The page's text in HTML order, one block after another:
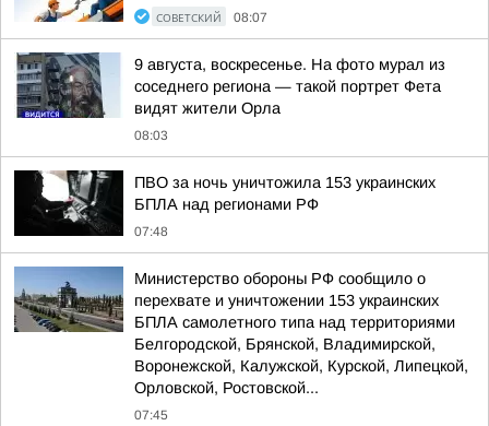
СОВЕТСКИЙ 08:07
9 августа, воскресенье. На фото мурал из
соседнего региона — такой портрет Фета
видят жители Орла
08:03
ПВО за ночь уничтожила 153 украинских
БПЛА над регионами РФ
07:48
Министерство обороны РФ сообщило о
перехвате и уничтожении 153 украинских
БПЛА самолетного типа над территориями
Белгородской, Брянской, Владимирской,
Воронежской, Калужской, Курской, Липецкой,
Орловской, Ростовской...
07:45